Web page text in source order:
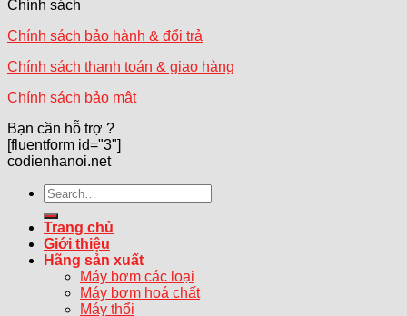
Chính sách
Chính sách bảo hành & đổi trả
Chính sách thanh toán & giao hàng
Chính sách bảo mật
Bạn cần hỗ trợ ?
[fluentform id="3"]
codienhanoi.net
Search
for:
Trang chủ
Giới thiệu
Hãng sản xuất
Máy bơm các loại
Máy bơm hoá chất
Máy thổi